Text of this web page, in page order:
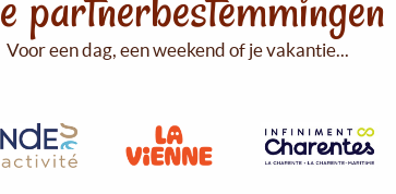
Voor een dag, een weekend of je vakantie...